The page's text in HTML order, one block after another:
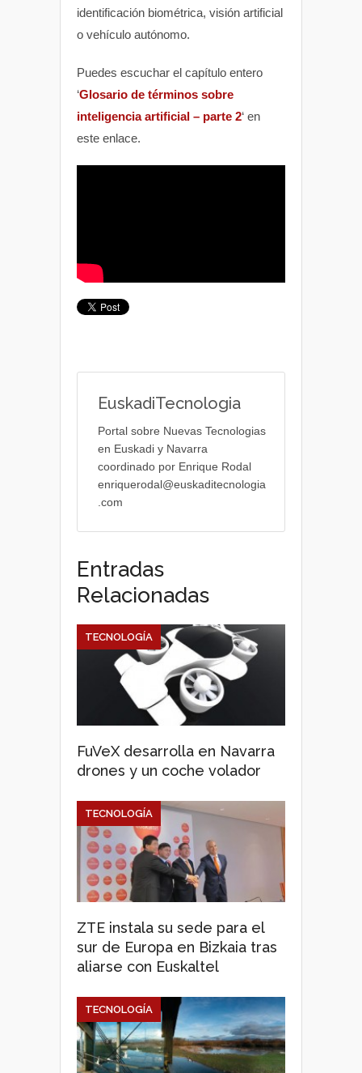
identificación biométrica, visión artificial
o vehículo autónomo.
Puedes escuchar el capítulo entero
‘Glosario de términos sobre
inteligencia artificial – parte 2‘ en
este enlace.
EuskadiTecnologia
Portal sobre Nuevas Tecnologias
en Euskadi y Navarra
coordinado por Enrique Rodal
enriquerodal@euskaditecnologia
.com
Entradas
Relacionadas
FuVeX desarrolla en Navarra
drones y un coche volador
TECNOLOGÍA
ZTE instala su sede para el
sur de Europa en Bizkaia tras
aliarse con Euskaltel
TECNOLOGÍA
TECNOLOGÍA